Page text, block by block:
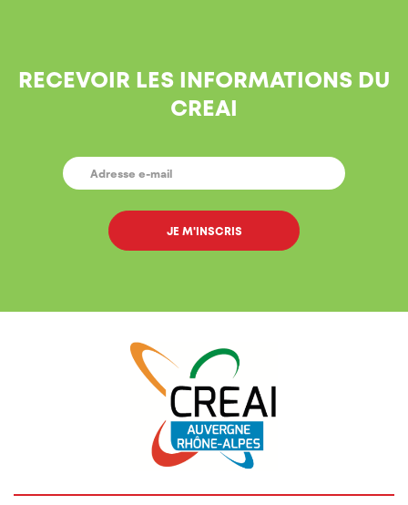
RECEVOIR LES INFORMATIONS DU
CREAI
E-
MAIL *